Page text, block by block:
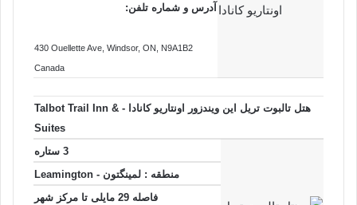
آدرس و شماره تلفن:
430 Ouellette Ave , Windsor, ON , N9A1B2
Canada
هتل تالبوت تریل این ویندزور اونتاریو کانادا - Talbot Trail Inn &
Suites
3 ستاره
منطقه : لمینگتون - Leamington
فاصله 29 مایلی تا
مرکز شهر